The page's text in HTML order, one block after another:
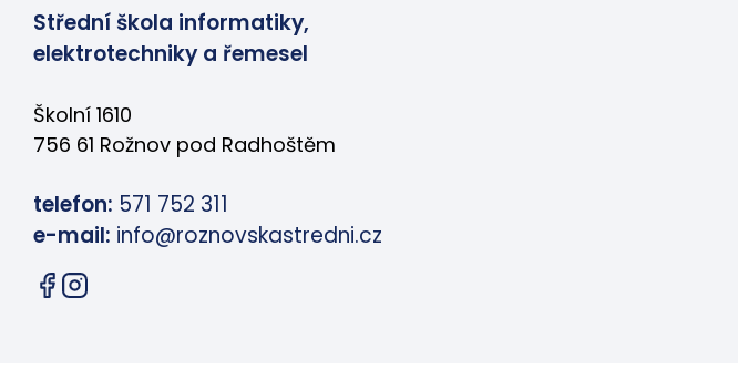
Střední škola informatiky,
elektrotechniky a řemesel
Školní 1610
756 61 Rožnov pod Radhoštěm
telefon: 571 752 311
e-mail: info@roznovskastredni.cz